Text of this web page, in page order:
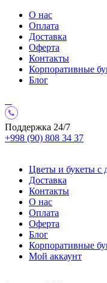
О нас
Оплата
Доставка
Оферта
Контакты
Корпоративные
Блог
Поддержка 24/7
+998 (90) 808 34 37
Цветы и букеты с
Доставка
Контакты
О нас
Оплата
Оферта
Блог
Корпоративные
Мой аккаунт